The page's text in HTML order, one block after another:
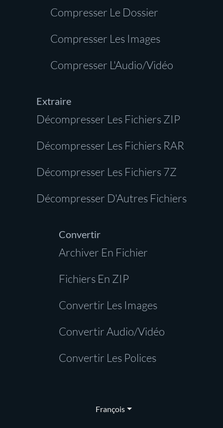
Compresser Le Dossier
Compresser Les Images
Compresser L'Audio/Vidéo
Extraire
Décompresser Les Fichiers ZIP
Décompresser Les Fichiers RAR
Décompresser Les Fichiers 7Z
Décompresser D'Autres Fichiers
Convertir
Archiver En Fichier
Fichiers En ZIP
Convertir Les Images
Convertir Audio/Vidéo
Convertir Les Polices
François